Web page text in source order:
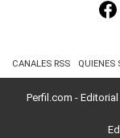
CANALES RSS QUIENES
Perfil.com - Editorial